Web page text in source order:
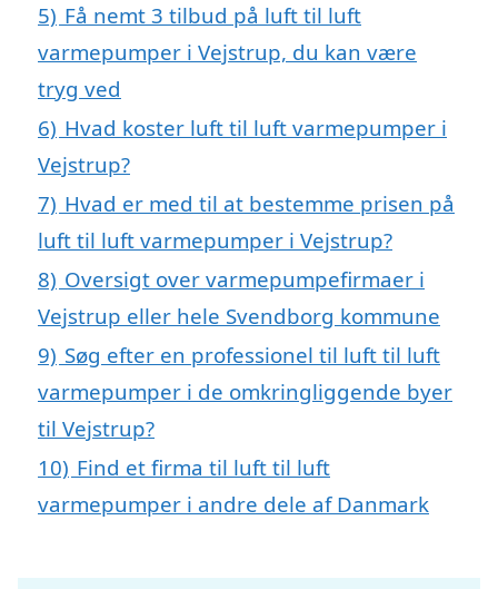
5) Få nemt 3 tilbud på luft til luft
varmepumper i Vejstrup, du kan være
tryg ved
6) Hvad koster luft til luft varmepumper i
Vejstrup?
7) Hvad er med til at bestemme prisen på
luft til luft varmepumper i Vejstrup?
8) Oversigt over varmepumpefirmaer i
Vejstrup eller hele Svendborg kommune
9) Søg efter en professionel til luft til luft
varmepumper i de omkringliggende byer
til Vejstrup?
10) Find et firma til luft til luft
varmepumper i andre dele af Danmark